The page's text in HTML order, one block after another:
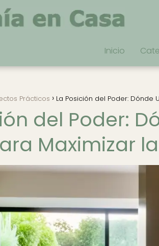
Inicio
Prácticos La Posición del Poder: Dónde
del Poder:
Maximizar